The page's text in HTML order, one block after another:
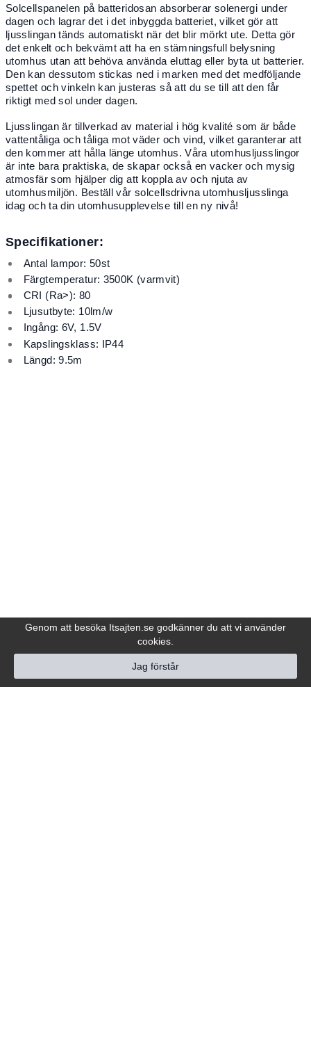
Genom att besöka Itsajten.se godkänner du att vi använder
cookies.
Jag förstår
Solcellspanelen på batteridosan absorberar solenergi under
dagen och lagrar det i det inbyggda batteriet, vilket gör att
ljusslingan tänds automatiskt när det blir mörkt ute. Detta gör
det enkelt och bekvämt att ha en stämningsfull belysning
utomhus utan att behöva använda eluttag eller byta ut batterier.
Den kan dessutom stickas ned i marken med det medföljande
spettet och vinkeln kan justeras så att du se till att den får
riktigt med sol under dagen.
Ljusslingan är tillverkad av material i hög kvalité som är både
vattentåliga och tåliga mot väder och vind, vilket garanterar att
den kommer att hålla länge utomhus. Våra utomhusljusslingor
är inte bara praktiska, de skapar också en vacker och mysig
atmosfär som hjälper dig att koppla av och njuta av
utomhusmiljön. Beställ vår solcellsdrivna utomhusljusslinga
idag och ta din utomhusupplevelse till en ny nivå!
Specifikationer:
Antal lampor: 50st
Färgtemperatur: 3500K (varmvit)
CRI (Ra>): 80
Ljusutbyte: 10lm/w
Ingång: 6V, 1.5V
Kapslingsklass: IP44
Längd: 9.5m